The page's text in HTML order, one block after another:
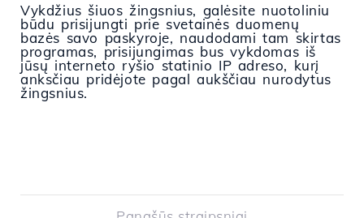
Vykdžius šiuos žingsnius, galėsite nuotoliniu
būdu prisijungti prie svetainės duomenų
bazės savo paskyroje, naudodami tam skirtas
programas, prisijungimas bus vykdomas iš
jūsų interneto ryšio statinio IP adreso, kurį
anksčiau pridėjote pagal aukščiau nurodytus
žingsnius.